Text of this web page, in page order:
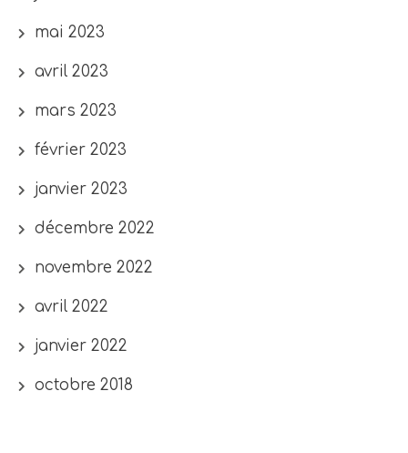
mai 2023
avril 2023
mars 2023
février 2023
janvier 2023
décembre 2022
novembre 2022
avril 2022
janvier 2022
octobre 2018